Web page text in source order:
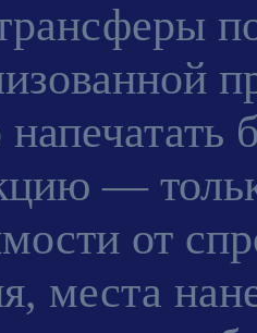
—
от
места